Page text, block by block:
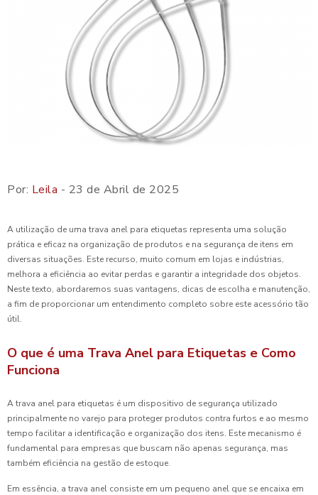
Por: Leila - 23 de Abril de 2025
A utilização de uma trava anel para etiquetas representa uma solução
prática e eficaz na organização de produtos e na segurança de itens em
diversas situações. Este recurso, muito comum em lojas e indústrias,
melhora a eficiência ao evitar perdas e garantir a integridade dos objetos.
Neste texto, abordaremos suas vantagens, dicas de escolha e manutenção,
a fim de proporcionar um entendimento completo sobre este acessório tão
útil.
O que é uma Trava Anel para Etiquetas e Como
Funciona
A trava anel para etiquetas é um dispositivo de segurança utilizado
principalmente no varejo para proteger produtos contra furtos e ao mesmo
tempo facilitar a identificação e organização dos itens. Este mecanismo é
fundamental para empresas que buscam não apenas segurança, mas
também eficiência na gestão de estoque.
Em essência, a trava anel consiste em um pequeno anel que se encaixa em